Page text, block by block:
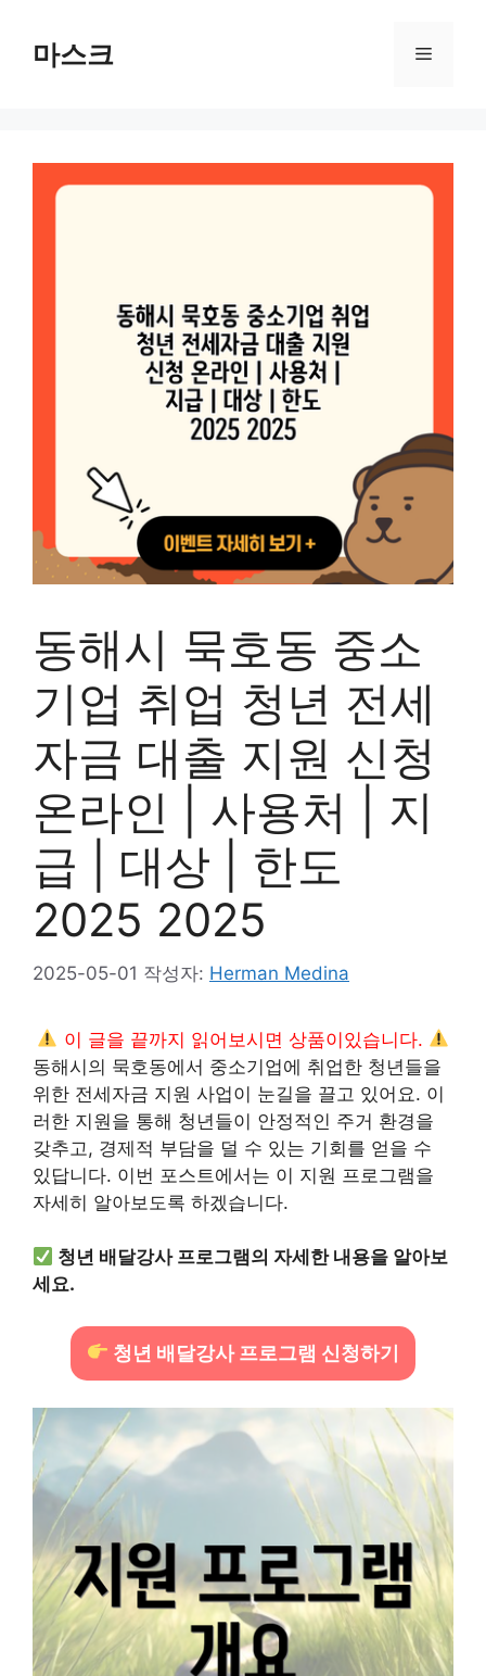
마스크 메
동해시 묵호동 중소
기업 취업 청년 전세
자금 대출 지원 신청
온라인 | 사용처 | 지
급 | 대상 | 한도
2025 2025
2025-05-01 작성자: Herman Medina
이 글을 끝까지 읽어보시면 상품이있습니다.
동해시의 묵호동에서 중소기업에 취업한 청년들을
위한 전세자금 지원 사업이 눈길을 끌고 있어요. 이
러한 지원을 통해 청년들이 안정적인 주거 환경을
갖추고, 경제적 부담을 덜 수 있는 기회를 얻을 수
있답니다. 이번 포스트에서는 이 지원 프로그램을
자세히 알아보도록 하겠습니다.
청년 배달강사 프로그램의 자세한 내용을 알아보
세요.
청년 배달강사 프로그램 신청하기